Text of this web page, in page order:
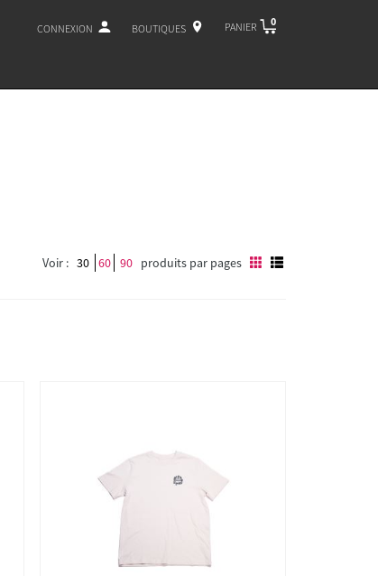
CONNEXION BOUTIQUES PANIER 0
Voir : 30 60 90 produits par pages